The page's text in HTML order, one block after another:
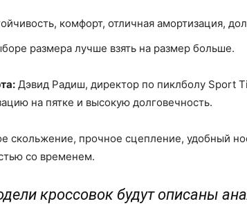
комфорт, отличная амортизация,
размера лучше взять на размер больше.
Дэвид Радиш, директор по пиклболу Sport
на пятке и высокую долговечность.
скольжение, прочное сцепление, удобный
со временем.
кроссовок будут описаны